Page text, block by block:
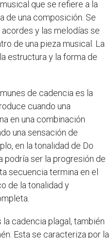
que se refiere a la
de una composición. Se
y las melodías se
de una pieza musical. La
estructura y la forma de
de cadencia es la
cuando una
en una combinación
una sensación de
en la tonalidad de Do
podría ser la progresión de
secuencia termina en el
de la tonalidad y
cadencia plagal, también
Esta se caracteriza por la